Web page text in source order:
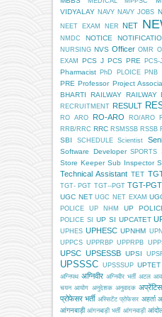
VIDYALAY NAVY NAVY JOBS
NEET EXAM NER NET
NMDC
NOTICE
NURSING NVS Officer OMR
EXAM
PCS J PCS PRE PCS-J
Pharmacist PhD PLOICE PNB
PRE Professor Project
BHARTI
RAILWAY RAILWAY
RECRUITMENT RESULT
RO ARO RO-ARO RO/ARO
RRB/RRC RRC RSMSSB RSSB
SBI SCHEDULE Scientist
Software Developer SPORTS
Store Keeper Sub Inspector
Technical Assistant TET
TGT- PGT TGT--PGT TGT-PGT
UGC NET UGC NET EXAM
POLICE
UP NHM UP
POLICE SI
UP SI UPCATET
UPHES UPHESC UPNHM
UPPCS UPPRBP UPPRPB
UPSC UPSESSB UPSI
UPSSSC UPSSSUP UPTET
अग्निपथ अग्निवीर अग्निवीर भर्ती अटल
चयन आयोग अनुदेशक अनुवादक अप्रेंटिस
प्रोफेसर भर्ती अस्सिटेंट प्रोफेसर अहर्ता
आंगनबाड़ी आंगनबाड़ी भर्ती आंगनवाड़ी